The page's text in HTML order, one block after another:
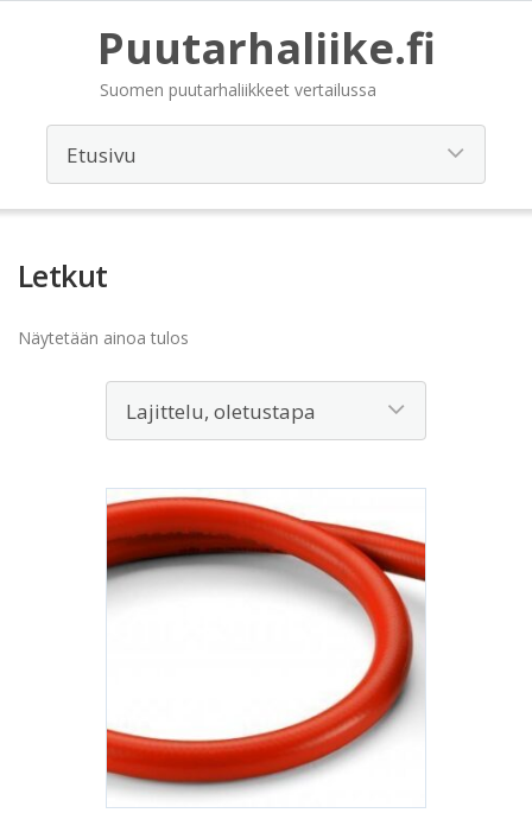
Puutarhaliike.fi
Suomen puutarhaliikkeet vertailussa
Letkut
Näytetään ainoa tulos